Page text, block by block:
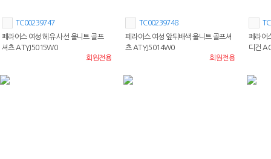
TC00239747
페라어스 여성 헤유 사선 울니트 골프
셔츠 ATYJ5015W0
회원전용
TC00239748
페라어스 여성 앞뒤배색 울니트 골프셔
츠 ATYJ5014W0
회원전용
페라어
디건